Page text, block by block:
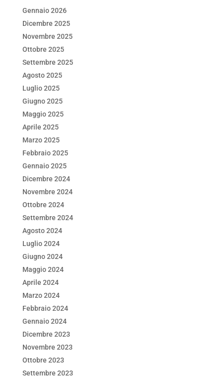
k
Gennaio 2026
Dicembre 2025
Novembre 2025
Ottobre 2025
Settembre 2025
Agosto 2025
Luglio 2025
Giugno 2025
Maggio 2025
Aprile 2025
Marzo 2025
Febbraio 2025
Gennaio 2025
Dicembre 2024
Novembre 2024
Ottobre 2024
Settembre 2024
Agosto 2024
Luglio 2024
Giugno 2024
Maggio 2024
Aprile 2024
Marzo 2024
Febbraio 2024
Gennaio 2024
Dicembre 2023
Novembre 2023
Ottobre 2023
Settembre 2023